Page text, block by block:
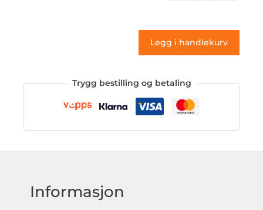
antall
Legg i handlekurv
Trygg bestilling og betaling
Informasjon